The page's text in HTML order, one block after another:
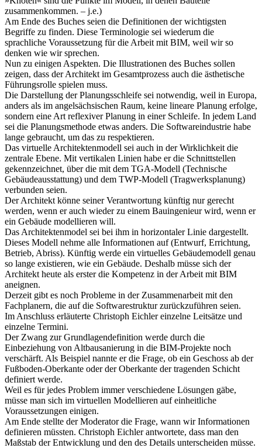
zusammenkommen. – j.e.)
Am Ende des Buches seien die Definitionen der wichtigsten
Begriffe zu finden. Diese Terminologie sei wiederum die
sprachliche Voraussetzung für die Arbeit mit BIM, weil wir so
denken wie wir sprechen.
Nun zu einigen Aspekten. Die Illustrationen des Buches sollen
zeigen, dass der Architekt im Gesamtprozess auch die ästhetische
Führungsrolle spielen muss.
Die Darstellung der Planungsschleife sei notwendig, weil in Europa,
anders als im angelsächsischen Raum, keine lineare Planung erfolge,
sondern eine Art reflexiver Planung in einer Schleife. In jedem Land
sei die Planungsmethode etwas anders. Die Softwareindustrie habe
lange gebraucht, um das zu respektieren.
Das virtuelle Architektenmodell sei auch in der Wirklichkeit die
zentrale Ebene. Mit vertikalen Linien habe er die Schnittstellen
gekennzeichnet, über die mit dem TGA-Modell (Technische
Gebäudeausstattung) und dem TWP-Modell (Tragwerksplanung)
verbunden seien.
Der Architekt könne seiner Verantwortung künftig nur gerecht
werden, wenn er auch wieder zu einem Bauingenieur wird, wenn er
ein Gebäude modellieren will.
Das Architektenmodel sei bei ihm in horizontaler Linie dargestellt.
Dieses Modell nehme alle Informationen auf (Entwurf, Errichtung,
Betrieb, Abriss). Künftig werde ein virtuelles Gebäudemodell genau
so lange existieren, wie ein Gebäude. Deshalb müsse sich der
Architekt heute als erster die Kompetenz in der Arbeit mit BIM
aneignen.
Derzeit gibt es noch Probleme in der Zusammenarbeit mit den
Fachplanern, die auf die Softwarestruktur zurückzuführen seien.
Im Anschluss erläuterte Christoph Eichler einzelne Leitsätze und
einzelne Termini.
Der Zwang zur Grundlagendefinition werde durch die
Einbeziehung von Altbausanierung in die BIM-Projekte noch
verschärft. Als Beispiel nannte er die Frage, ob ein Geschoss ab der
Fußboden-Oberkante oder der Oberkante der tragenden Schicht
definiert werde.
Weil es für jedes Problem immer verschiedene Lösungen gäbe,
müsse man sich im virtuellen Modellieren auf einheitliche
Voraussetzungen einigen.
Am Ende stellte der Moderator die Frage, wann wir Informationen
definieren müssten. Christoph Eichler antwortete, dass man den
Maßstab der Entwicklung und den des Details unterscheiden müsse.